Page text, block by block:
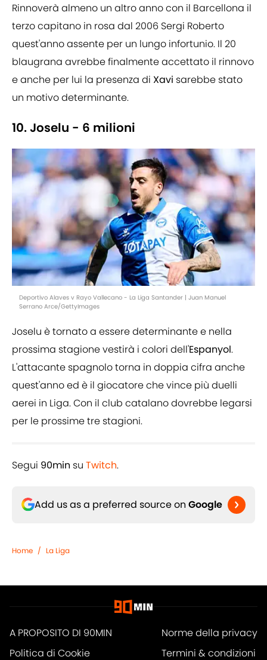
Rinnoverà almeno un altro anno con il Barcellona il
terzo capitano in rosa dal 2006 Sergi Roberto
quest'anno assente per un lungo infortunio. Il 20
blaugrana avrebbe finalmente accettato il rinnovo
e anche per lui la presenza di Xavi sarebbe stato
un motivo determinante.
10. Joselu - 6 milioni
Deportivo Alaves v Rayo Vallecano - La Liga Santander | Juan Manuel
Serrano Arce/GettyImages
Joselu è tornato a essere determinante e nella
prossima stagione vestirà i colori dell'Espanyol.
L'attacante spagnolo torna in doppia cifra anche
quest'anno ed è il giocatore che vince più duelli
aerei in Liga. Con il club catalano dovrebbe legarsi
per le prossime tre stagioni.
Segui 90min su Twitch.
Add us as a preferred source on Google
Home / La Liga
A PROPOSITO DI 90MIN
Norme della privacy
Politica di Cookie
Termini & condizioni